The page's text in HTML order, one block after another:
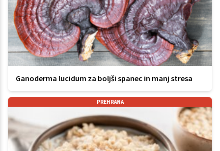
Ganoderma lucidum za boljši spanec in manj stresa
PREHRANA